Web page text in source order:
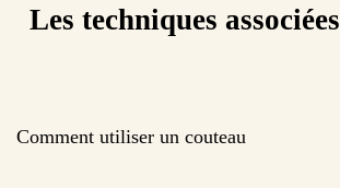
Les techniques associées
Comment utiliser un couteau